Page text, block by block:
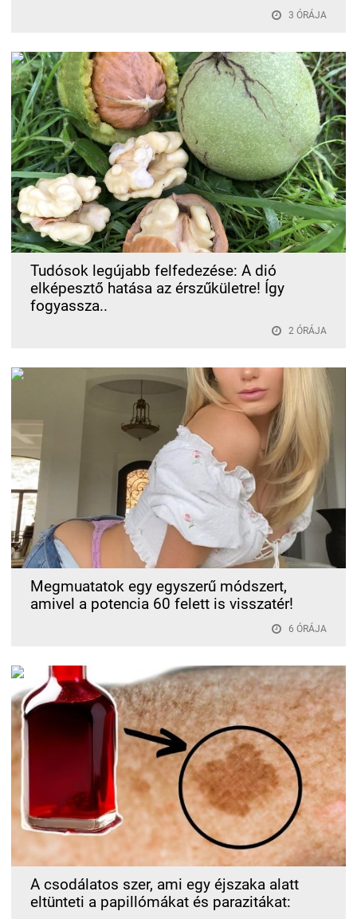
3 ÓRÁJA
Tudósok legújabb felfedezése: A dió
elképesztő hatása az érszűkületre! Így
fogyassza..
2 ÓRÁJA
Megmuatatok egy egyszerű módszert,
amivel a potencia 60 felett is visszatér!
6 ÓRÁJA
A csodálatos szer, ami egy éjszaka alatt
eltünteti a papillómákat és parazitákat: